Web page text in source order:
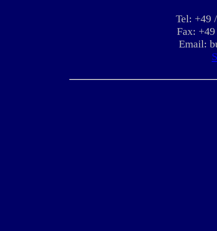
Tel: +49
Fax:
Email: